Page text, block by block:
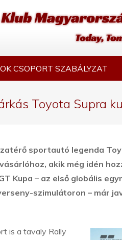
CSOPORT SZABÁLYZAT
Toyota Supra
sportautó legenda
akik még idén
Kupa – az első globális
szimulátoron – már
is a tavaly Rally